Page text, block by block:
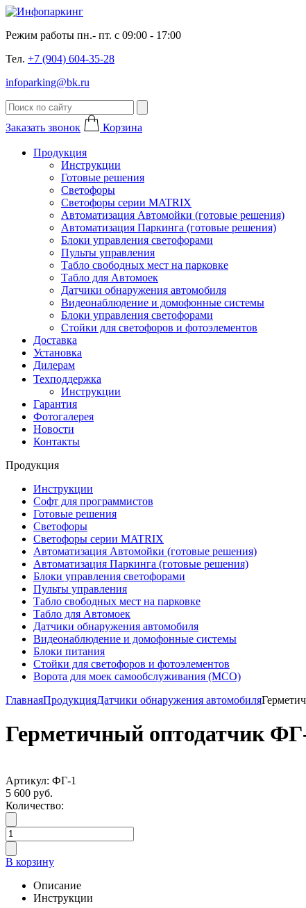
Режим работы пн.- пт. с 09:00 - 17:00
Тел. +7 (904) 604-35-28
infoparking@bk.ru
Заказать звонок Корзина
Продукция
Инструкции
Готовые решения
Светофоры
Светофоры серии MATRIX
Автоматизация Автомойки (готовые решения)
Автоматизация Паркинга (готовые решения)
Блоки управления светофорами
Пульты управления
Табло свободных мест на парковке
Табло для Автомоек
Датчики обнаружения автомобиля
Видеонаблюдение и домофонные системы
Блоки управления светофорами
Стойки для светофоров и фотоэлементов
Доставка
Установка
Дилерам
Техподдержка
Инструкции
Гарантия
Фотогалерея
Новости
Контакты
Продукция
Инструкции
Софт для программистов
Готовые решения
Светофоры
Светофоры серии MATRIX
Автоматизация Автомойки (готовые решения)
Автоматизация Паркинга (готовые решения)
Блоки управления светофорами
Пульты управления
Табло свободных мест на парковке
Табло для Автомоек
Датчики обнаружения автомобиля
Видеонаблюдение и домофонные системы
Блоки питания
Стойки для светофоров и фотоэлементов
Ворота для моек самообслуживания (МСО)
ГлавнаяПродукцияДатчики обнаружения автомобиля
Герметичный оптодатчик
Артикул: ФГ-1
5 600 руб.
Количество:
В корзину
Описание
Инструкции